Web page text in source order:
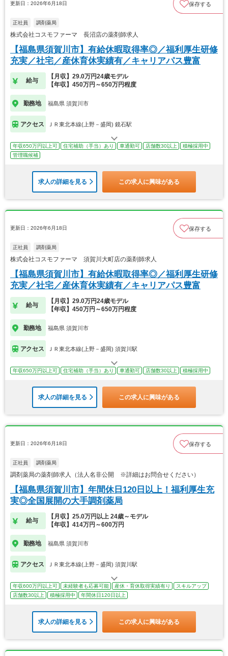
更新日：2026年6月18日 保存する
正社員 調剤薬局
株式会社コスモファーマ 長沼店の薬剤師求人
【福島県須賀川市】有給休暇取得率◎／福利厚生研修
充実／社宅／産休育休実績有／キャリアパス豊富
給与
【月収】29.0万円24歳モデル
【年収】450万円～650万円程度
勤務地 福島県 須賀川市
アクセス ＪＲ東北本線(上野－盛岡) 鏡石駅
年収650万円以上可 住宅補助（手当）あり 車通勤可 店舗数30以上
積極採用中
管理職候補
求人の詳細を見る この求人に興味がある
更新日：2026年6月18日 保存する
正社員 調剤薬局
株式会社コスモファーマ 須賀川大町店の薬剤師求人
【福島県須賀川市】有給休暇取得率◎／福利厚生研修
充実／社宅／産休育休実績有／キャリアパス豊富
給与
【月収】29.0万円24歳モデル
【年収】450万円～650万円程度
勤務地 福島県 須賀川市
アクセス ＪＲ東北本線(上野－盛岡) 須賀川駅
年収650万円以上可 住宅補助（手当）あり 車通勤可 店舗数30以上 積極採用中
求人の詳細を見る この求人に興味がある
更新日：2026年6月18日 保存する
正社員 調剤薬局
調剤薬局の薬剤師求人（法人名非公開 ※詳細はお問合せください）
【福島県須賀川市】年間休日120日以上！福利厚生充
実◎全国展開の大手調剤薬局
給与
【月収】25.0万円以上 24歳～モデル
【年収】414万円～600万円
勤務地 福島県 須賀川市
アクセス ＪＲ東北本線(上野－盛岡) 須賀川駅
年収600万円以上可 未経験者も応募可能 産休・育休取得実績有り
スキルアップ
店舗数30以上
積極採用中 年間休日120日以上
求人の詳細を見る この求人に興味がある